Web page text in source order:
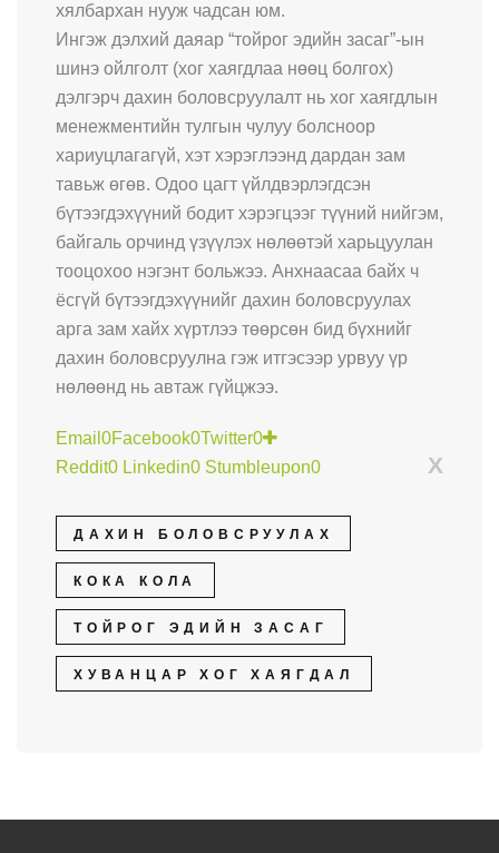
хялбархан нууж чадсан юм.
Ингэж дэлхий даяар “тойрог эдийн засаг”-ын
шинэ ойлголт (хог хаягдлаа нөөц болгох)
дэлгэрч дахин боловсруулалт нь хог хаягдлын
менежментийн тулгын чулуу болсноор
хариуцлагагүй, хэт хэрэглээнд дардан зам
тавьж өгөв. Одоо цагт үйлдвэрлэгдсэн
бүтээгдэхүүний бодит хэрэгцээг түүний нийгэм,
байгаль орчинд үзүүлэх нөлөөтэй харьцуулан
тооцохоо нэгэнт больжээ. Анхнаасаа байх ч
ёсгүй бүтээгдэхүүнийг дахин боловсруулах
арга зам хайх хүртлээ төөрсөн бид бүхнийг
дахин боловсруулна гэж итгэсээр урвуу үр
нөлөөнд нь автаж гүйцжээ.
Email 0Facebook0Twitter0
X
Reddit0 Linkedin0 Stumbleupon0
ДАХИН БОЛОВСРУУЛАХ
КОКА КОЛА
ТОЙРОГ ЭДИЙН ЗАСАГ
ХУВАНЦАР ХОГ ХАЯГДАЛ